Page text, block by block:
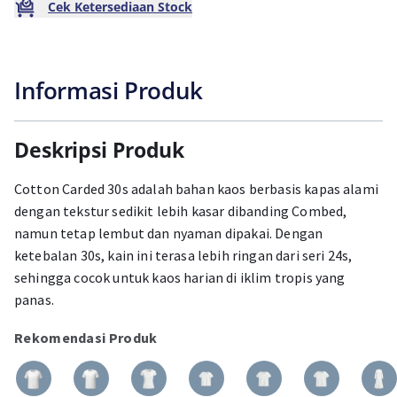
Cek Ketersediaan Stock
Informasi Produk
Deskripsi Produk
Cotton Carded 30s adalah bahan kaos berbasis kapas alami
dengan tekstur sedikit lebih kasar dibanding Combed,
namun tetap lembut dan nyaman dipakai. Dengan
ketebalan 30s, kain ini terasa lebih ringan dari seri 24s,
sehingga cocok untuk kaos harian di iklim tropis yang
panas.
Rekomendasi Produk